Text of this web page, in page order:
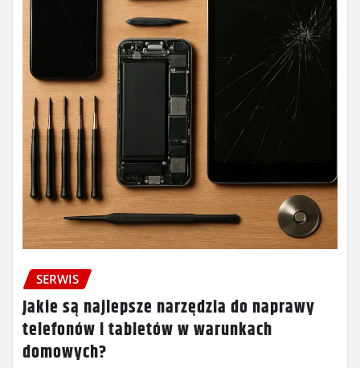
SERWIS
Jakie są najlepsze narzędzia do naprawy
telefonów i tabletów w warunkach
domowych?